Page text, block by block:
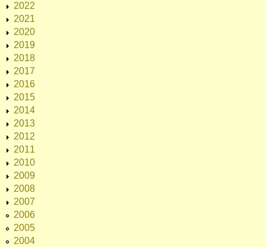
2022
2021
2020
2019
2018
2017
2016
2015
2014
2013
2012
2011
2010
2009
2008
2007
2006
2005
2004